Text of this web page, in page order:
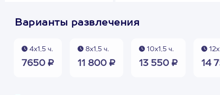
Варианты развлечения
4х1,5 ч.
7650 ₽
8х1,5 ч.
11 800 ₽
10х1,5 ч.
13 550 ₽ 14